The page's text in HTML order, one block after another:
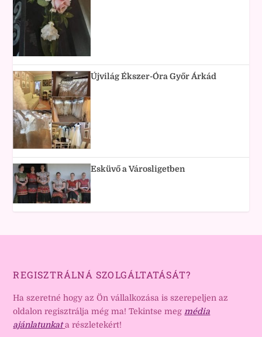
Újvilág Ékszer-Óra Győr Árkád
Esküvő a Városligetben
REGISZTRÁLNÁ SZOLGÁLTATÁSÁT?
Ha szeretné hogy az Ön vállalkozása is szerepeljen az
oldalon regisztrálja még ma! Tekintse meg média
ajánlatunkat a részletekért!